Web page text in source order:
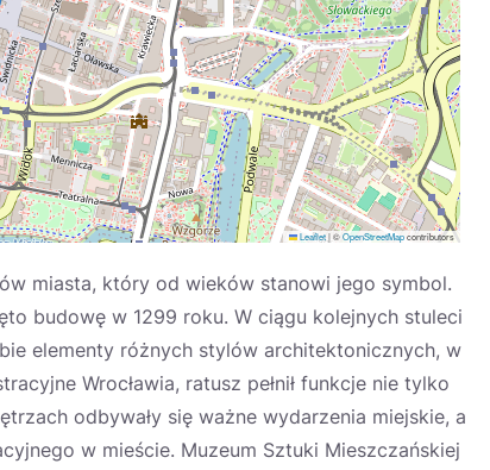
Leaflet|©OpenStreetMapcontributors
miasta, który od wieków stanowi jego symbol.
budowę w 1299 roku. W ciągu kolejnych stuleci
elementy różnych stylów architektonicznych, w
Wrocławia, ratusz pełnił funkcje nie tylko
odbywały się ważne wydarzenia miejskie, a
w mieście. Muzeum Sztuki Mieszczańskiej